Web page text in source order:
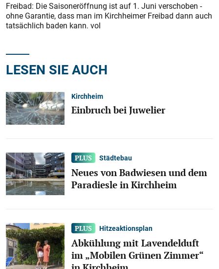
Freibad: Die Saisoner­öffnung ist auf 1. Juni verschoben -
ohne Garantie, dass man im Kirchheimer Freibad dann auch
tatsächlich baden kann. vol
LESEN SIE AUCH
Kirchheim
Einbruch bei Juwelier
Städtebau
Neues von Badwiesen und dem
Paradiesle in Kirchheim
Hitzeaktionsplan
Abkühlung mit Lavendelduft
im „Mobilen Grünen Zimmer“